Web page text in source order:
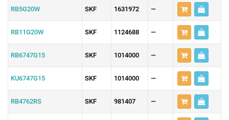
RB5G20W SKF 1631972 —
RB11G20W SKF 1124688 —
RB6747G15 SKF 1014000 —
KU6747G15 SKF 1014000 —
RB4762RS SKF 981407 —